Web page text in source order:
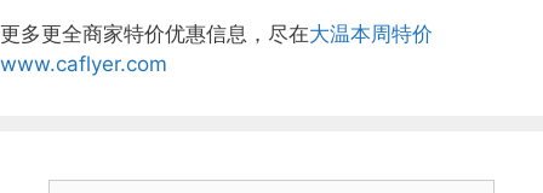
更多更全商家特价优惠信息，尽在大温本周特价
www.caflyer.com